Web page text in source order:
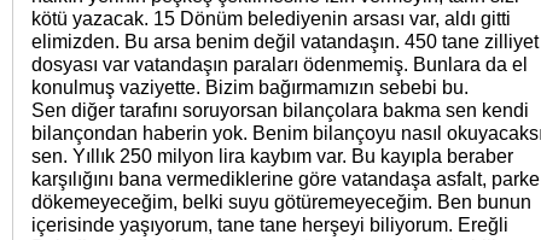
kötü yazacak. 15 Dönüm belediyenin arsası var, aldı gitti
elimizden. Bu arsa benim değil vatandaşın. 450 tane zilliyet
dosyası var vatandaşın paraları ödenmemiş. Bunlara da el
konulmuş vaziyette. Bizim bağırmamızın sebebi bu.
Sen diğer tarafını soruyorsan bilançolara bakma sen kendi
bilançondan haberin yok. Benim bilançoyu nasıl
sen. Yıllık 250 milyon lira kaybım var. Bu kayıpla beraber
karşılığını bana vermediklerine göre vatandaşa asfalt, parke
dökemeyeceğim, belki suyu götüremeyeceğim. Ben bunun
içerisinde yaşıyorum, tane tane herşeyi biliyorum. Ereğli